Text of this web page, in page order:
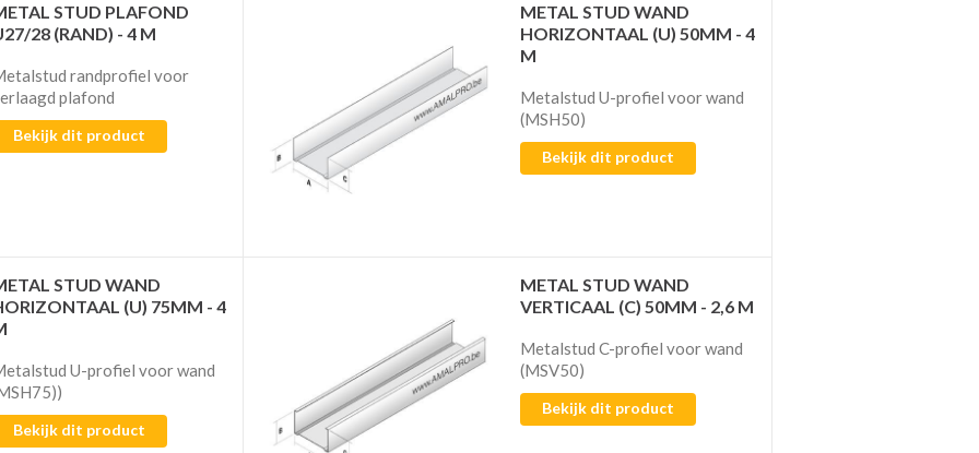
STUD PLAFOND
28 (RAND) - 4 M
randprofiel voor
plafond
Bekijk dit product
METAL STUD WAND
HORIZONTAAL (U) 50MM - 4
M
Metalstud U-profiel voor wand
(MSH50)
Bekijk dit product
STUD WAND
(U) 75MM - 4
U-profiel voor wand
Bekijk dit product
METAL STUD WAND
VERTICAAL (C) 50MM - 2,6 M
Metalstud C-profiel voor wand
(MSV50)
Bekijk dit product